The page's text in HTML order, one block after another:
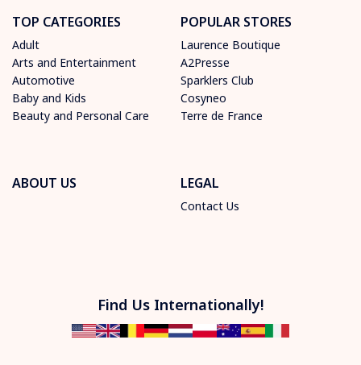
TOP CATEGORIES
Adult
Arts and Entertainment
Automotive
Baby and Kids
Beauty and Personal Care
POPULAR STORES
Laurence Boutique
A2Presse
Sparklers Club
Cosyneo
Terre de France
ABOUT US LEGAL
Contact Us
Find Us Internationally!